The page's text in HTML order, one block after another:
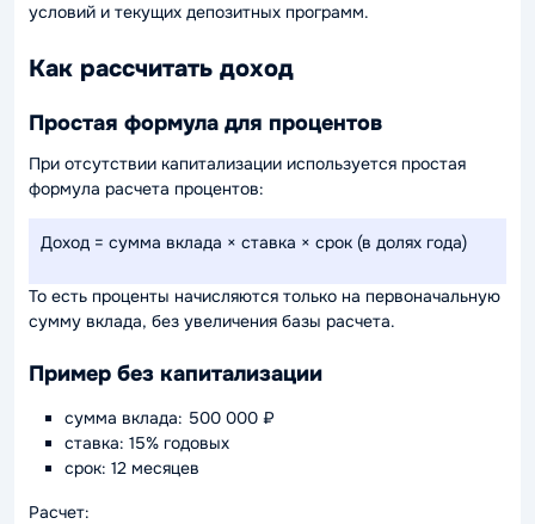
условий и текущих депозитных программ.
Как рассчитать доход
Простая формула для процентов
При отсутствии капитализации используется простая
формула расчета процентов:
Доход = сумма вклада × ставка × срок (в долях года)
То есть проценты начисляются только на первоначальную
сумму вклада, без увеличения базы расчета.
Пример без капитализации
сумма вклада: 500 000 ₽
ставка: 15% годовых
срок: 12 месяцев
Расчет: